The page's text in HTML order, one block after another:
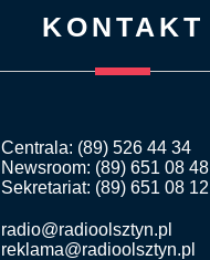
KONTAKT
Centrala: (89) 526 44 34
Newsroom: (89) 651 08 48
Sekretariat: (89) 651 08 12
radio@radioolsztyn.pl
reklama@radioolsztyn.pl